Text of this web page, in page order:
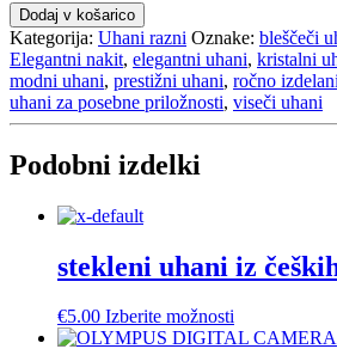
Modni
rumeni
uhani
za
posebne
priložnosti
Dodaj v košarico
Kategorija: Uhani razni Oznake: bleščeči
Elegantni nakit, elegantni uhani, kristalni
modni uhani, prestižni uhani, ročno
uhani za posebne priložnosti, viseči uhani
Podobni izdelki
stekleni uhani iz
€5.00 Izberite možnosti
izdelek